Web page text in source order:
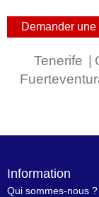
Tenerife
Information
Qui sommes-nous ?